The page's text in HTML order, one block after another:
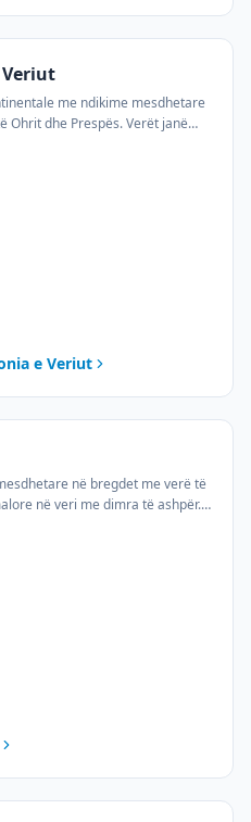
me ndikime mesdhetare
Ohrit dhe Prespës. Verët janë
10-ditor të motit për çdo
e Veriut
në bregdet me verë të
në veri me dimra të ashpër.